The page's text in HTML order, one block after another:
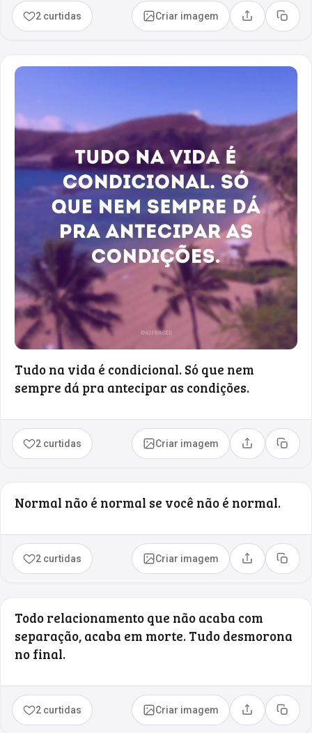
2 curtidas Criar imagem Compartilhar
Copiar
Tudo na vida é condicional. Só que nem
sempre dá pra antecipar as condições.
2 curtidas Criar imagem Compartilhar
Copiar
Normal não é normal se você não é normal.
2 curtidas Criar imagem Compartilhar
Copiar
Todo relacionamento que não acaba com
separação, acaba em morte. Tudo desmorona
no final.
2 curtidas Criar imagem Compartilhar
Copiar